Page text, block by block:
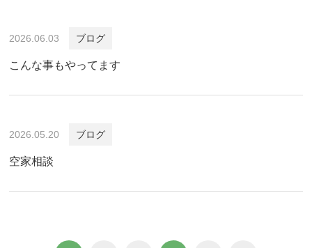
2026.06.03 ブログ
こんな事もやってます
2026.05.20 ブログ
空家相談